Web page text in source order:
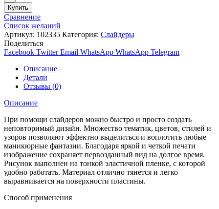
Купить
Сравнение
Список желаний
Артикул: 102335 Категория: Слайдеры
Поделиться
Facebook Twitter Email WhatsApp WhatsApp Telegram
Описание
Детали
Отзывы (0)
Описание
При помощи слайдеров можно быстро и просто создать
неповторимый дизайн. Множество тематик, цветов, стилей и
узоров позволяют эффектно выделиться и воплотить любые
маникюрные фантазии. Благодаря яркой и четкой печати
изображение сохраняет первозданный вид на долгое время.
Рисунок выполнен на тонкой эластичной пленке, с которой
удобно работать. Материал отлично тянется и легко
выравнивается на поверхности пластины.
Способ применения